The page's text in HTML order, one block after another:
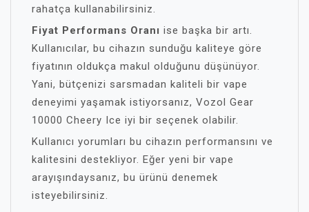
rahatça kullanabilirsiniz.
Fiyat Performans Oranı ise başka bir artı.
Kullanıcılar, bu cihazın sunduğu kaliteye göre
fiyatının oldukça makul olduğunu düşünüyor.
Yani, bütçenizi sarsmadan kaliteli bir vape
deneyimi yaşamak istiyorsanız, Vozol Gear
10000 Cheery Ice iyi bir seçenek olabilir.
Kullanıcı yorumları bu cihazın performansını ve
kalitesini destekliyor. Eğer yeni bir vape
arayışındaysanız, bu ürünü denemek
isteyebilirsiniz.